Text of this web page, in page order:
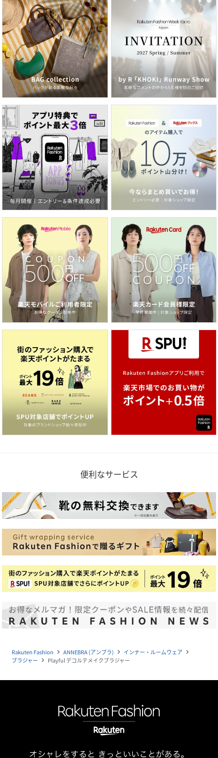
便利なサービス
Rakuten Fashion navigate_next ANNEBRA (アンブラ) navigate_next インナー・ルームウェア navigate_next
ブラジャー navigate_next Playful デコルテメイクブラジャー